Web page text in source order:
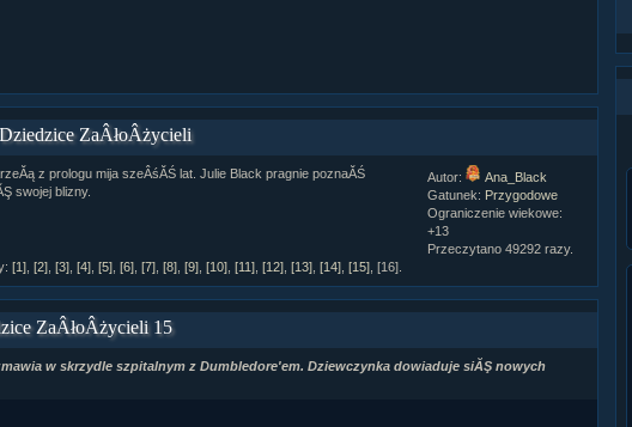
10 cz...
9 cz....
ZaÂłoÂżycieli
z prologu mija szeÂśĂŚ lat. Julie Black pragnie poznaĂŚ
swojej blizny.
Autor:
Ana_Black
Gatunek: Przygodowe
Ograniczenie wiekowe:
+13
Przeczytano 49292 razy.
[1], [2], [3], [4], [5], [6], [7], [8], [9], [10], [11], [12], [13], [14], [15], [16].
ZaÂłoÂżycieli 15
w skrzydle szpitalnym z Dumbledore'em. Dziewczynka dowiaduje siĂŞ nowych